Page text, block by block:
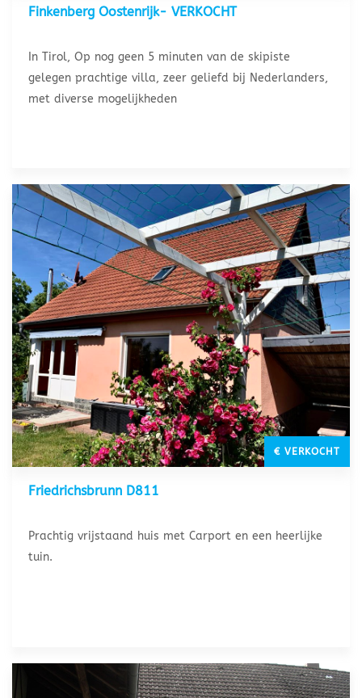
Finkenberg Oostenrijk- VERKOCHT
In Tirol, Op nog geen 5 minuten van de skipiste
gelegen prachtige villa, zeer geliefd bij Nederlanders,
met diverse mogelijkheden
€ VERKOCHT
Friedrichsbrunn D811
Prachtig vrijstaand huis met Carport en een heerlijke
tuin.